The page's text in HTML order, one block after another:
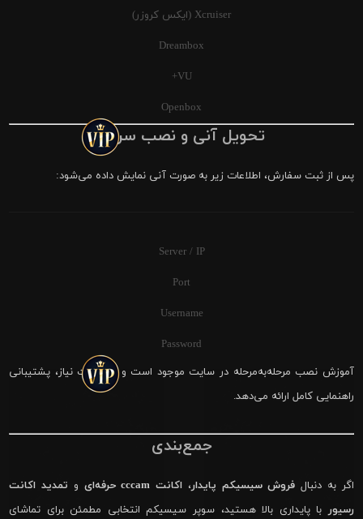
Xcruiser (ایکس کروزر)
Dreambox
VU+
Openbox
تحویل آنی و نصب سریع
پس از ثبت سفارش، اطلاعات زیر به صورت آنی نمایش داده می‌شود:
Server / IP
Port
Username
Password
آموزش نصب مرحله‌به‌مرحله در سایت موجود است و در صورت نیاز، پشتیبانی
راهنمایی کامل ارائه می‌دهد.
جمع‌بندی
اگر به دنبال فروش سیسیکم پایدار، اکانت cccam حرفه‌ای و تمدید اکانت
رسیور با پایداری بالا هستید، سوپر سیسیکم انتخابی مطمئن برای تماشای